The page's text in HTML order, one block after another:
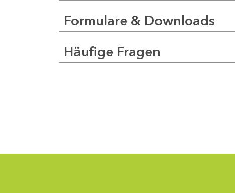
Formulare & Downloads
Häufige Fragen